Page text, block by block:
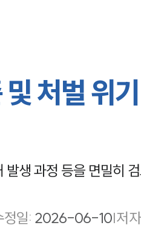
처벌 위
생 과정 등을 면밀히
정일: 2026-06-10|저